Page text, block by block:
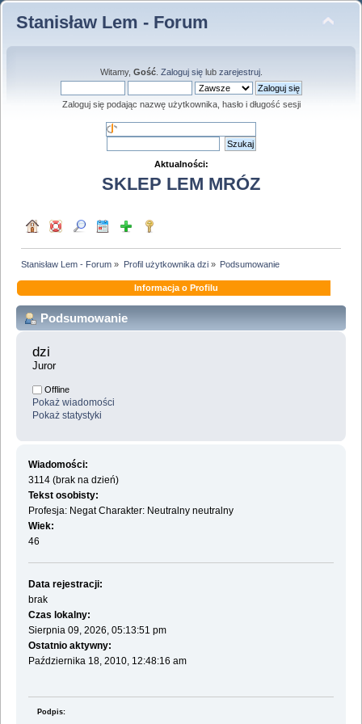
Stanisław Lem - Forum
Witamy, Gość. Zaloguj sięlub zarejestruj.
Zaloguj się podając nazwę użytkownika, hasło i długość sesji
Aktualności:
SKLEP LEM MRÓZ
Stanisław Lem - Forum » Profil użytkownika dzi» Podsumowanie
Informacja o Profilu
Podsumowanie
dzi
Juror
Offline
Pokaż wiadomości
Pokaż statystyki
Wiadomości:
3114 (brak na dzień)
Tekst osobisty:
Profesja: Negat Charakter: Neutralny neutralny
Wiek:
46
Data rejestracji:
brak
Czas lokalny:
Sierpnia 09, 2026, 05:13:51 pm
Ostatnio aktywny:
Października 18, 2010, 12:48:16 am
Podpis: